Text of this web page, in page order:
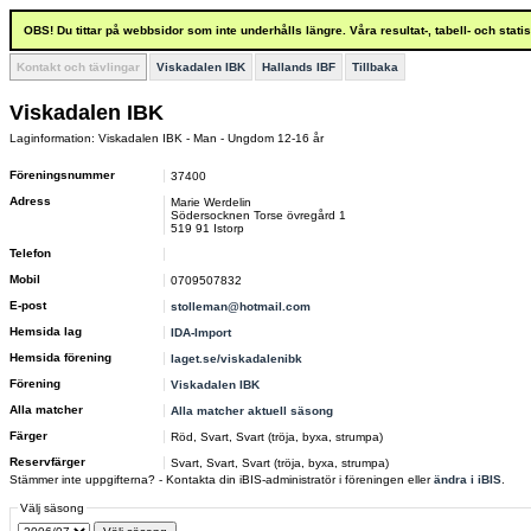
OBS! Du tittar på webbsidor som inte underhålls längre. Våra resultat-, tabell- och
Kontakt och tävlingar Viskadalen IBK Hallands IBF Tillbaka
Viskadalen IBK
Laginformation: Viskadalen IBK - Man - Ungdom 12-16 år
Föreningsnummer
37400
Adress
Marie Werdelin
Södersocknen Torse övregård 1
519 91 Istorp
Telefon
Mobil
0709507832
E-post
stolleman@hotmail.com
Hemsida lag
IDA-Import
Hemsida förening
laget.se/viskadalenibk
Förening
Viskadalen IBK
Alla matcher
Alla matcher aktuell säsong
Färger
Röd, Svart, Svart (tröja, byxa, strumpa)
Reservfärger
Svart, Svart, Svart (tröja, byxa, strumpa)
Stämmer inte uppgifterna? - Kontakta din iBIS-administratör i föreningen ellerändra i iBIS
Välj säsong